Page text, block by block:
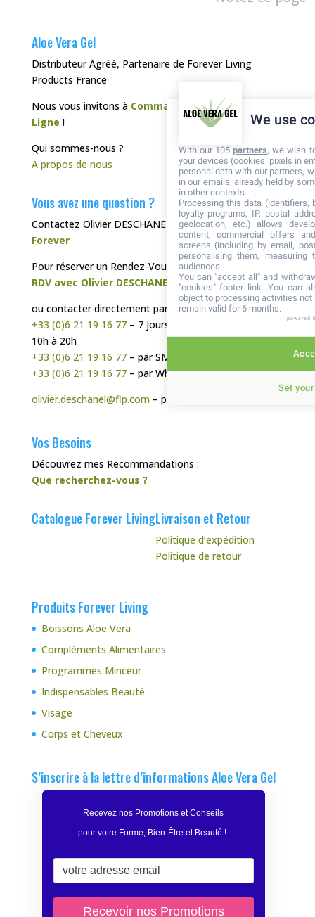
Aloe Vera Gel
Distributeur Agréé, Partenaire de Forever Living
Products France
Nous vous invitons à Commander directement en
Ligne !
Qui sommes-nous ?
A propos de nous
Vous avez une question ?
Contactez Olivier DESCHANEL, votreDistributeur
Forever
Pour réserver un Rendez-Vous Téléphonique :
RDV avec Olivier DESCHANEL
ou contacter directement par :
+33 (0)6 21 19 16 77– 7 Jours sur 7, de préférence de
10h à 20h
+33 (0)6 21 19 16 77– par SMS
+33 (0)6 21 19 16 77– par WhatsApp
olivier.deschanel@flp.com– par Mail
Vos Besoins
Découvrez mes Recommandations :
Que recherchez-vous ?
Catalogue Forever LivingLivraison et Retour
Politique d’expédition
Politique de retour
Produits Forever Living
Boissons Aloe Vera
Compléments Alimentaires
Programmes Minceur
Indispensables Beauté
Visage
Corps et Cheveux
S’inscrire à la lettre d’informations Aloe Vera Gel
Recevez nos Promotions et Conseils
pour votre Forme, Bien-Être et Beauté !
We use
With our 105partners, we wish
your devices (cookies, pixels in
personal data with our partners,
in our emails, already held by
in other contexts.
Processing this data (identifiers,
loyalty programs, IP, postal
geolocation, etc.) allows
content, commercial offers
screens (including by email,
personalising them, measuring
audiences.
You can "accept all" and
"cookies" footer link. You can
object to processing activities
remain valid for 6 months.
powered
Set